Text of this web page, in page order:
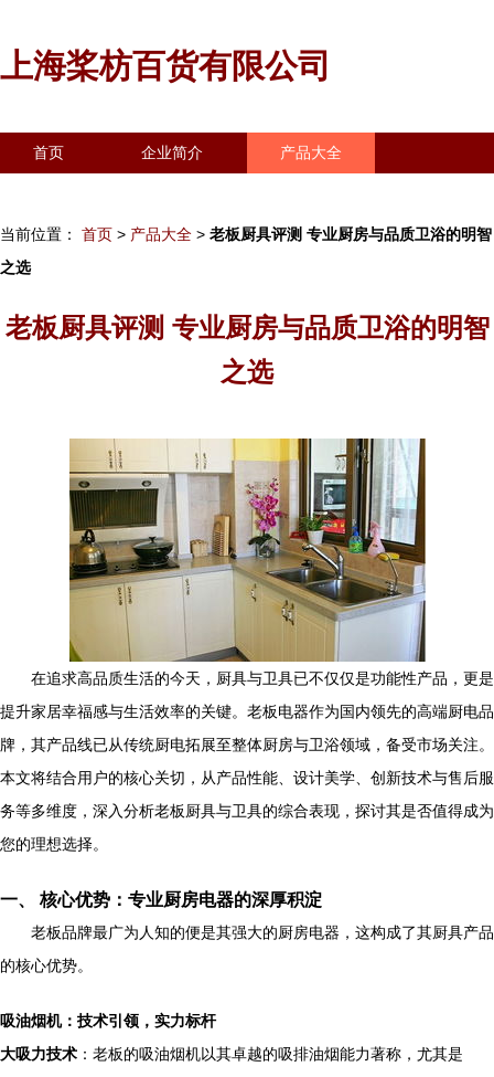
上海桨枋百货有限公司
首页 企业简介 产品大全
当前位置： 首页 > 产品大全 > 老板厨具评测 专业厨房与品质卫浴的明智
之选
老板厨具评测 专业厨房与品质卫浴的明智
之选
在追求高品质生活的今天，厨具与卫具已不仅仅是功能性产品，更是
提升家居幸福感与生活效率的关键。老板电器作为国内领先的高端厨电品
牌，其产品线已从传统厨电拓展至整体厨房与卫浴领域，备受市场关注。
本文将结合用户的核心关切，从产品性能、设计美学、创新技术与售后服
务等多维度，深入分析老板厨具与卫具的综合表现，探讨其是否值得成为
您的理想选择。
一、 核心优势：专业厨房电器的深厚积淀
老板品牌最广为人知的便是其强大的厨房电器，这构成了其厨具产品
的核心优势。
吸油烟机：技术引领，实力标杆
大吸力技术 ：老板的吸油烟机以其卓越的吸排油烟能力著称，尤其是